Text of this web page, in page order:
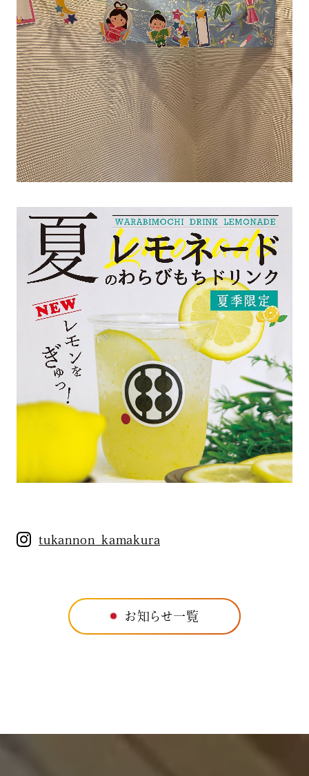
tukannon_kamakura
お知らせ一覧